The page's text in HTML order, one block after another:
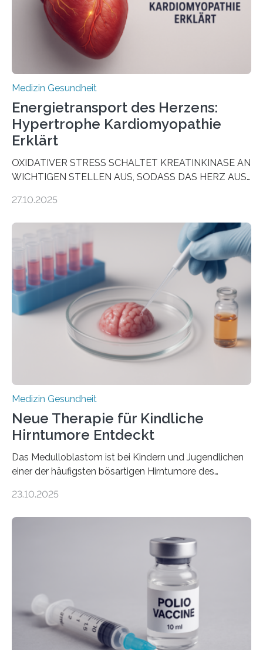
dienen könnte. Darmkrebs zählt weltweit zu den
häufigsten Krebsarten und stellt…
Medizin Gesundheit
Energietransport des Herzens:
Hypertrophe Kardiomyopathie
Erklärt
OXIDATIVER STRESS SCHALTET KREATINKINASE AN
WICHTIGEN STELLEN AUS, SODASS DAS HERZ AUS
aus dem Deutschen Zentrum für Herzinsuffizienz
im Journal Circulation, warum der Energietransport bei
der Hypertrophen Kardiomyopathie (HCM) versagen
kann und wie sich durch eine Verringerung der
Herzbelastung und des oxidativen Stresses
Rhythmusstörungen reduzieren lassen. Würzburg. Die
hypertrophe Kardiomyopathie (HCM) ist die häufigste
erblich bedingte Herzerkrankung. Sie führt dazu, dass
sich die linke Herzkammer verdickt, der Herzmuskel zu
stark kontrahiert…
27.10.2025
Medizin Gesundheit
Neue Therapie für Kindliche
Hirntumore Entdeckt
Das Medulloblastom ist bei Kindern und Jugendlichen
einer der häufigsten bösartigen Hirntumore des
Betroffenen können mit heutigen Methoden geheilt
Dringend benötigt werden zielgerichtete Therapien, die
nur Tumorschwachstellen angreifen und normales
Gewebe verschonen. Forschende um Daniel Merk vom
Hertie-Institut für klinische Hirnforschung am
Universitätsklinikum Tübingen haben eine solche
Schwachstelle im Erbgut einer Untergruppe des
Medulloblastoms gefunden. Die Wilhelm Sander-
Stiftung unterstützte das Projekt…
23.10.2025